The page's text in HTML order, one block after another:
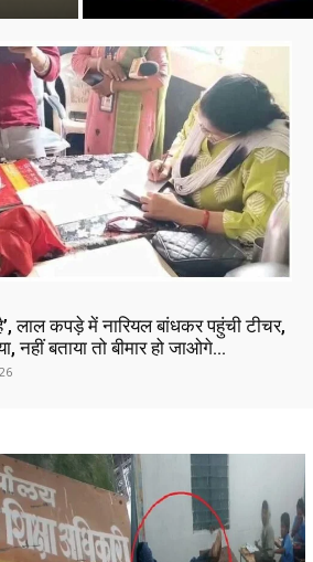
लाल कपड़े में नारियल बांधकर पहुंची टीचर,
नहीं बताया तो बीमार हो जाओगे…